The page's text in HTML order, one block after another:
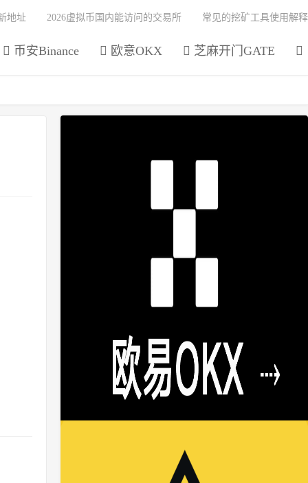
币安Binance 欧意OKX 芝麻开门GATE
地址 2026虚拟币国内能访问的交易所 常见的挖矿工具使用解释